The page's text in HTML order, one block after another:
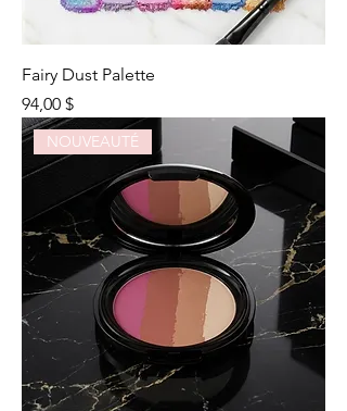
Fairy Dust Palette
Prix
94,00 $
NOUVEAUTÉ